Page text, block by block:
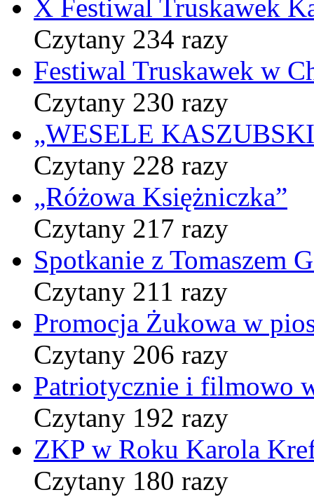
X Festiwal Truskawek
Czytany 234 razy
Festiwal Truskawek w
Czytany 230 razy
„WESELE
Czytany 228 razy
„Różowa Księżniczka”
Czytany 217 razy
Spotkanie z Tomaszem
Czytany 211 razy
Promocja Żukowa w
Czytany 206 razy
Patriotycznie i filmowo
Czytany 192 razy
ZKP w Roku Karola
Czytany 180 razy